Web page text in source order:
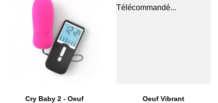
Cry Baby 2 - Oeuf
Oeuf Vibrant